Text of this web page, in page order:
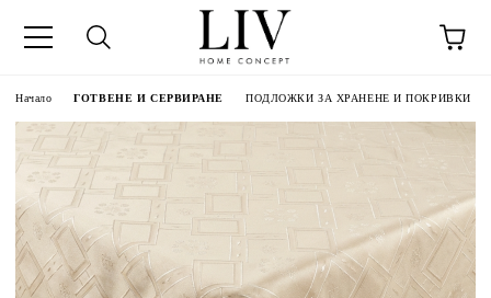
Начало ГОТВЕНЕ И СЕРВИРАНЕ ПОДЛОЖКИ ЗА ХРАНЕНЕ И ПОКРИВКИ